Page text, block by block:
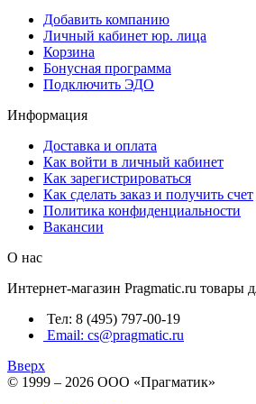
Добавить компанию
Личный кабинет юр. лица
Корзина
Бонусная программа
Подключить ЭДО
Информация
Доставка и оплата
Как войти в личный кабинет
Как зарегистрироваться
Как сделать заказ и получить счет
Политика конфиденциальности
Вакансии
О нас
Интернет-магазин Pragmatic.ru товары
Тел: 8 (495) 797-00-19
Email: cs@pragmatic.ru
Вверх
© 1999 – 2026 ООО «Прагматик»